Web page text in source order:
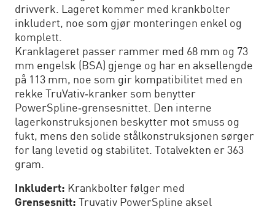
drivverk. Lageret kommer med krankbolter
inkludert, noe som gjør monteringen enkel og
komplett.
Kranklageret passer rammer med 68 mm og 73
mm engelsk (BSA) gjenge og har en aksellengde
på 113 mm, noe som gir kompatibilitet med en
rekke TruVativ‑kranker som benytter
PowerSpline‑grensesnittet. Den interne
lagerkonstruksjonen beskytter mot smuss og
fukt, mens den solide stålkonstruksjonen sørger
for lang levetid og stabilitet. Totalvekten er 363
gram.
Inkludert: Krankbolter følger med
Grensesnitt: Truvativ PowerSpline aksel